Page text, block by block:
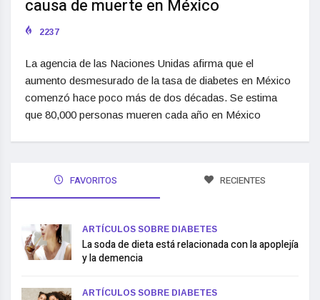
causa de muerte en México
2237
La agencia de las Naciones Unidas afirma que el
aumento desmesurado de la tasa de diabetes en México
comenzó hace poco más de dos décadas. Se estima
que 80,000 personas mueren cada año en México
FAVORITOS RECIENTES
ARTÍCULOS SOBRE DIABETES
La soda de dieta está relacionada con la apoplejía
y la demencia
ARTÍCULOS SOBRE DIABETES